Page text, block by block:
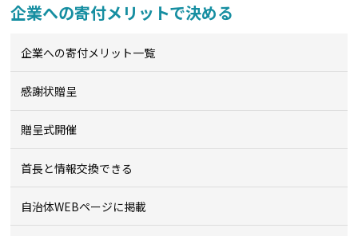
企業への寄付メリットで決める
企業への寄付メリット一覧
感謝状贈呈
贈呈式開催
首長と情報交換できる
自治体WEBページに掲載